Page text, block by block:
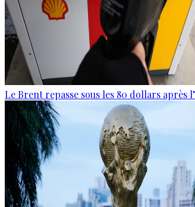
Le Brent repasse sous les 80 dollars après